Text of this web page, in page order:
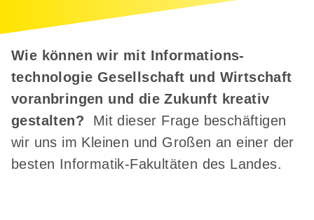
Wie können wir mit Informations­
technologie Gesellschaft und Wirtschaft
voranbringen und die Zukunft kreativ
gestalten? Mit dieser Frage beschäftigen
wir uns im Kleinen und Großen an einer der
besten Informatik-Fakultäten des Landes.